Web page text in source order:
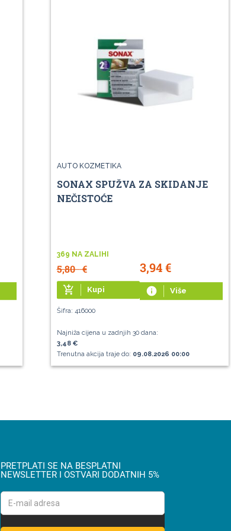
AUTO KOZMETIKA
SONAX SPUŽVA ZA SKIDANJE
NEČISTOĆE
369 NA ZALIHI
5,80€ 3,94€
add_shopping_cart Kupi info Više
Šifra: 416000
Najniža cijena u zadnjih 30 dana:
3,48 €
Trenutna akcija traje do: 09.08.2026 00:00
PRETPLATI SE NA BESPLATNI
NEWSLETTER I OSTVARI DODATNIH 5%